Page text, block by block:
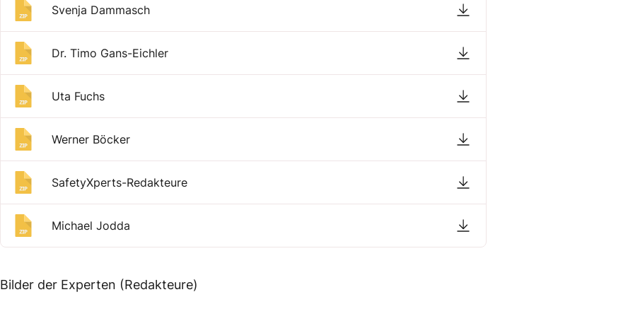
Svenja Dammasch
Dr. Timo Gans-Eichler
Uta Fuchs
Werner Böcker
SafetyXperts-Redakteure
Michael Jodda
Bilder der Experten (Redakteure)